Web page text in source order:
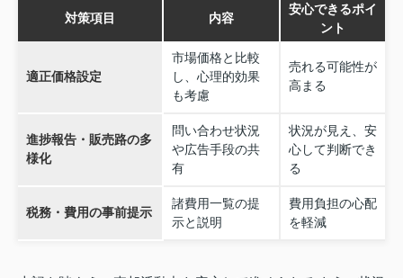
対策項目 内容
安心できるポイ
ント
適正価格設定
市場価格と比較
し、心理的効果
も考慮
売れる可能性が
高まる
進捗報告・販売路の多
様化
問い合わせ状況
や広告手段の共
有
状況が見え、安
心して判断でき
る
税務・費用の事前提示
諸費用一覧の提
示と説明
費用負担の心配
を軽減